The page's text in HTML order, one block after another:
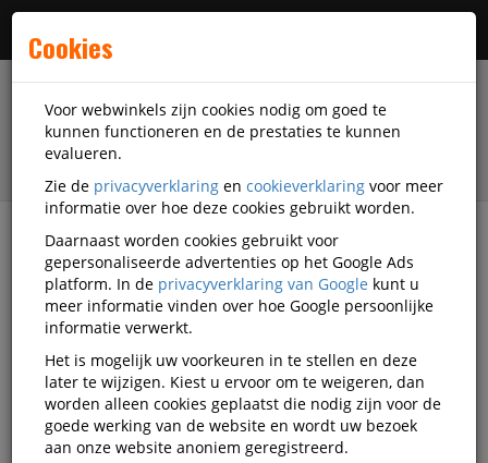
filter
Veiligheidsartikelen Univet
Univet veiligheidsartikelen
Univet Las en gelaatsbescherming
Cookies
Voor webwinkels zijn cookies nodig om goed te
kunnen functioneren en de prestaties te kunnen
evalueren.
Zie de privacyverklaring en cookieverklaring voor meer
informatie over hoe deze cookies gebruikt worden.
Daarnaast worden cookies gebruikt voor
gepersonaliseerde advertenties op het Google Ads
platform. In de privacyverklaring van Google kunt u
meer informatie vinden over hoe Google persoonlijke
informatie verwerkt.
Het is mogelijk uw voorkeuren in te stellen en deze
later te wijzigen. Kiest u ervoor om te weigeren, dan
worden alleen cookies geplaatst die nodig zijn voor de
goede werking van de website en wordt uw bezoek
aan onze website anoniem geregistreerd.